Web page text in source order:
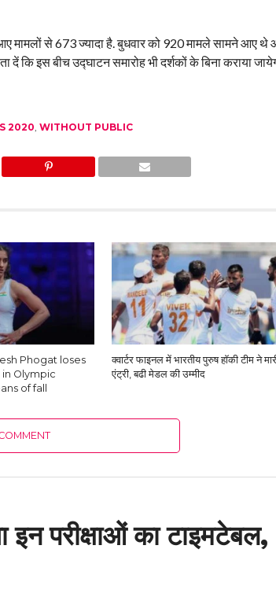
मामलों से 673 ज्यादा है. बुधवार को 920 मामले सामने आए थे
कि इस बीच उद्घाटन समारोह भी दर्शकों के बिना कराया
2020, WITHOUT PUBLIC
Phogat loses
in Olympic
of fall
क्वार्टर फाइनल में भारतीय पुरुष हॉकी टीम ने
एंट्री, बढी मेडल की उम्मीद
इन परीक्षाओं का टाइमटेबल,